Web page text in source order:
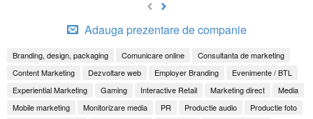
Adauga prezentare de companie
Branding, design, packaging Comunicare online
Consultanta de marketing
Content Marketing
Dezvoltare web Employer Branding
Evenimente / BTL
Experiential Marketing
Gaming Interactive Retail Marketing direct
Media
Mobile marketing
Monitorizare media PR Productie audio Productie foto